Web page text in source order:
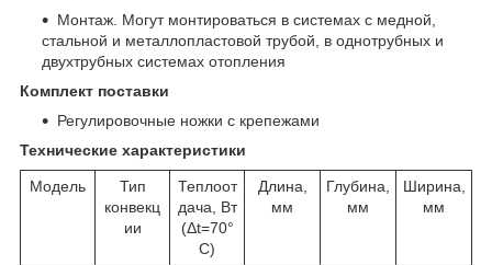
Монтаж. Могут монтироваться в системах с медной,
стальной и металлопластовой трубой, в однотрубных и
двухтрубных системах отопления
Комплект поставки
Регулировочные ножки с крепежами
Технические характеристики
Модель
Тип
конвекц
ии
Теплоот
дача, Вт
(Δt=70°
C)
Длина,
мм
Глубина,
мм
Ширина,
мм